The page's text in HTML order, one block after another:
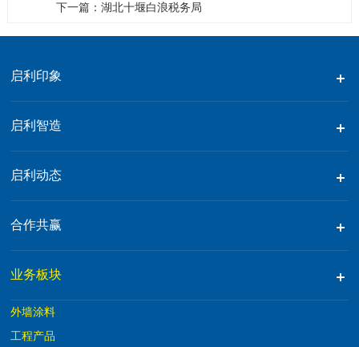
下一篇：湖北十堰白浪税务局
启利印象
启利智造
启利动态
合作共赢
业务板块
外墙涂料
工程产品